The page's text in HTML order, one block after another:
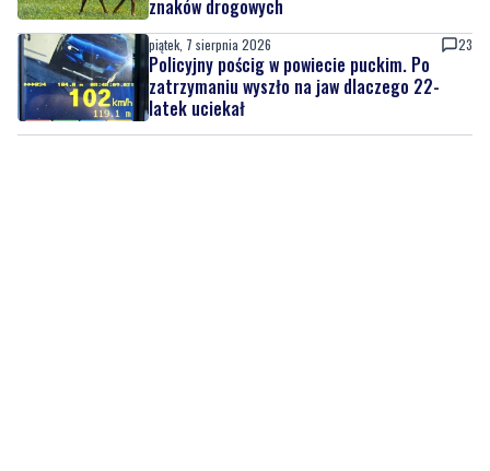
piątek, 7 sierpnia 2026
Łosie coraz częściej pojawiają się na
Półwyspie Helskim. Burmistrz chce nowych
znaków drogowych
Policyjny pościg w powiecie puckim. Po